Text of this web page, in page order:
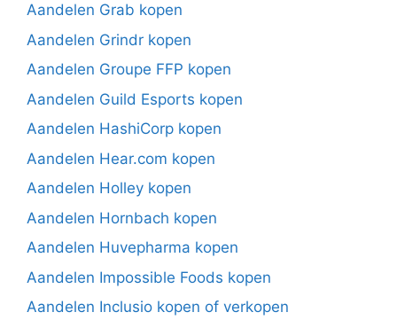
Aandelen Grab kopen
Aandelen Grindr kopen
Aandelen Groupe FFP kopen
Aandelen Guild Esports kopen
Aandelen HashiCorp kopen
Aandelen Hear.com kopen
Aandelen Holley kopen
Aandelen Hornbach kopen
Aandelen Huvepharma kopen
Aandelen Impossible Foods kopen
Aandelen Inclusio kopen of verkopen